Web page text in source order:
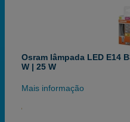
Osram lâmpada LED E14
W | 25 W
Mais informação